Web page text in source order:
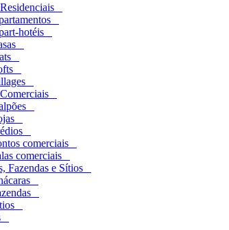
hotéis
comerciais
comerciais
Fazendas e Sítios